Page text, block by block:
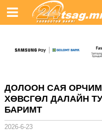
ДОЛООН САЯ
ХӨВСГӨЛ ДАЛАЙН
БАРИМТ
2026-6-23